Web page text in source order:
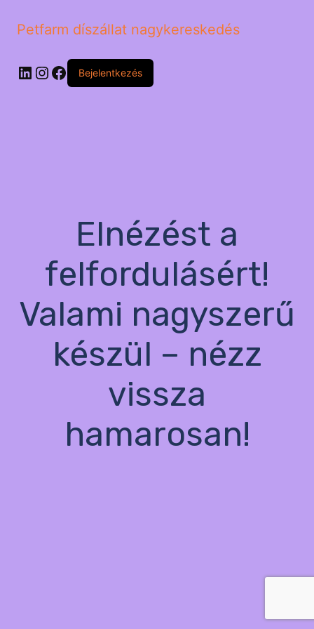
Petfarm díszállat nagykereskedés
LinkedIn
Instagram
Facebook
Bejelentkezés
Elnézést a
felfordulásért!
Valami nagyszerű
készül – nézz
vissza
hamarosan!